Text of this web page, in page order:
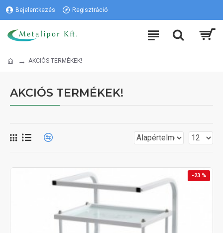
Bejelentkezés Regisztráció
AKCIÓS TERMÉKEK!
AKCIÓS TERMÉKEK!
-23 %